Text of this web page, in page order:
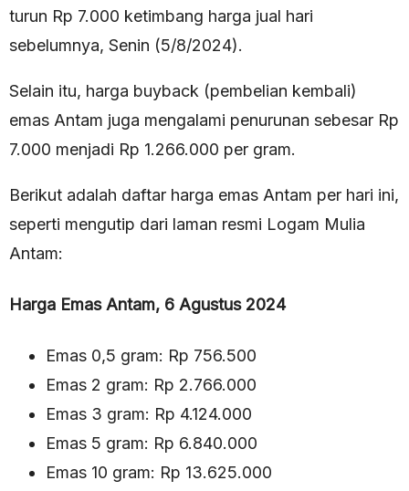
turun Rp 7.000 ketimbang harga jual hari
sebelumnya, Senin (5/8/2024).
Selain itu, harga buyback (pembelian kembali)
emas Antam juga mengalami penurunan sebesar Rp
7.000 menjadi Rp 1.266.000 per gram.
Berikut adalah daftar harga emas Antam per hari ini,
seperti mengutip dari laman resmi Logam Mulia
Antam:
Harga Emas Antam, 6 Agustus 2024
Emas 0,5 gram: Rp 756.500
Emas 2 gram: Rp 2.766.000
Emas 3 gram: Rp 4.124.000
Emas 5 gram: Rp 6.840.000
Emas 10 gram: Rp 13.625.000